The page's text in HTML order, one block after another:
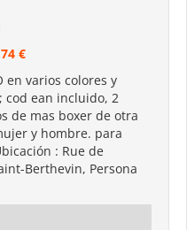
€
en varios colores y
cod ean incluido, 2
de mas boxer de otra
y hombre. para
: Rue de
Berthevin, Persona